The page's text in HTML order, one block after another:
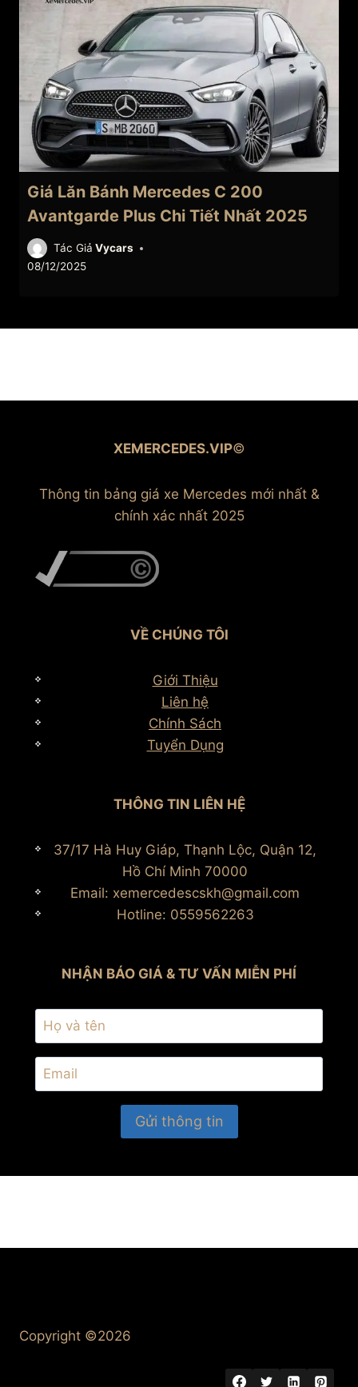
Giá Lăn Bánh Mercedes C 200
Avantgarde Plus Chi Tiết Nhất 2025
Tác Giả Vycars
08/12/2025
XEMERCEDES.VIP©
Thông tin bảng giá xe Mercedes mới nhất &
chính xác nhất 2025
VỀ CHÚNG TÔI
Giới Thiệu
Liên hệ
Chính Sách
Tuyển Dụng
THÔNG TIN LIÊN HỆ
37/17 Hà Huy Giáp, Thạnh Lộc, Quận 12,
Hồ Chí Minh 70000
Email: xemercedescskh@gmail.com
Hotline: 0559562263
NHẬN BÁO GIÁ & TƯ VẤN MIỄN PHÍ
Copyright ©2026